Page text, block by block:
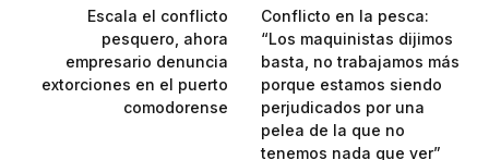
Escala el conflicto
pesquero, ahora
empresario denuncia
extorciones en el puerto
comodorense
Conflicto en la pesca:
“Los maquinistas dijimos
basta, no trabajamos más
porque estamos siendo
perjudicados por una
pelea de la que no
tenemos nada que ver”